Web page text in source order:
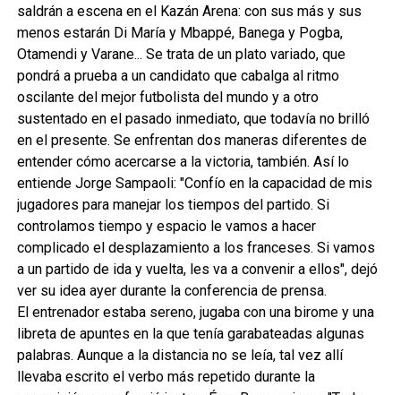
saldrán a escena en el Kazán Arena: con sus más y sus
menos estarán Di María y Mbappé, Banega y Pogba,
Otamendi y Varane... Se trata de un plato variado, que
pondrá a prueba a un candidato que cabalga al ritmo
oscilante del mejor futbolista del mundo y a otro
sustentado en el pasado inmediato, que todavía no brilló
en el presente. Se enfrentan dos maneras diferentes de
entender cómo acercarse a la victoria, también. Así lo
entiende Jorge Sampaoli: "Confío en la capacidad de mis
jugadores para manejar los tiempos del partido. Si
controlamos tiempo y espacio le vamos a hacer
complicado el desplazamiento a los franceses. Si vamos
a un partido de ida y vuelta, les va a convenir a ellos", dejó
ver su idea ayer durante la conferencia de prensa.
El entrenador estaba sereno, jugaba con una birome y una
libreta de apuntes en la que tenía garabateadas algunas
palabras. Aunque a la distancia no se leía, tal vez allí
llevaba escrito el verbo más repetido durante la